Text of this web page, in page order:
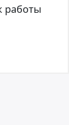
работы